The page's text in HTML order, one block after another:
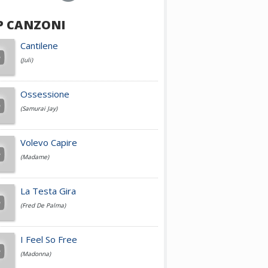
Achille Lauro
Cesare Cremonini
Jovanotti
Fedez
Simone Cristicchi
CANZONI
Cantilene
(Juli)
Ossessione
(Samurai Jay)
Volevo Capire
(Madame)
La Testa Gira
(Fred De Palma)
I Feel So Free
(Madonna)